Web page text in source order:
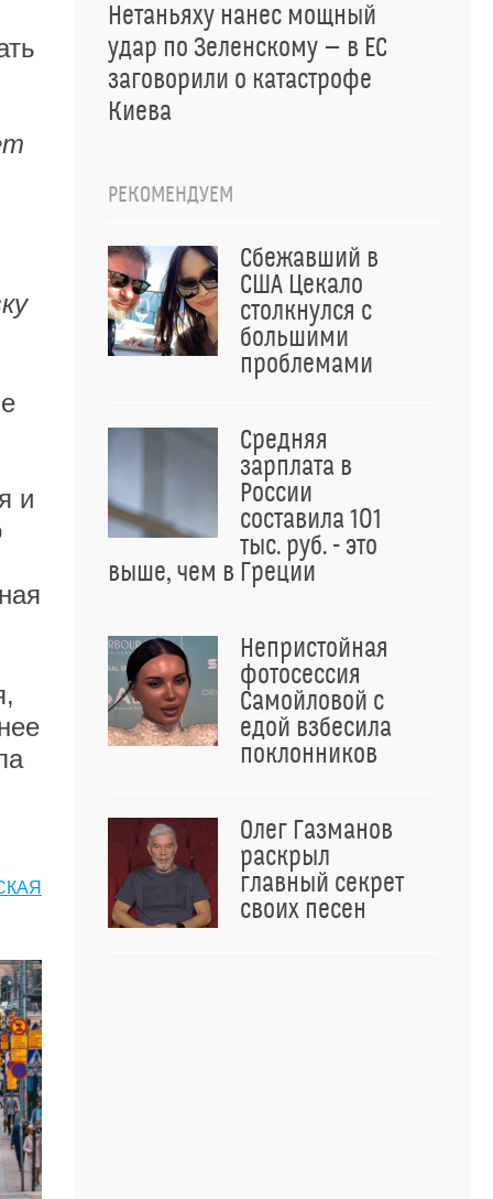
и
Нетаньяху нанес мощный
удар по Зеленскому — в ЕС
заговорили о катастрофе
Киева
РЕКОМЕНДУЕМ
Сбежавший в
США Цекало
столкнулся с
большими
проблемами
Средняя
зарплата в
России
составила 101
тыс. руб. - это
выше, чем в Греции
Непристойная
фотосессия
Самойловой с
едой взбесила
поклонников
Олег Газманов
раскрыл
главный секрет
своих песен